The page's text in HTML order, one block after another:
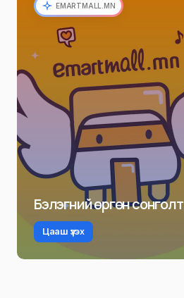
EMARTMALL.MN
Бэлэгний өргөн сонголт
Цааш үзэх